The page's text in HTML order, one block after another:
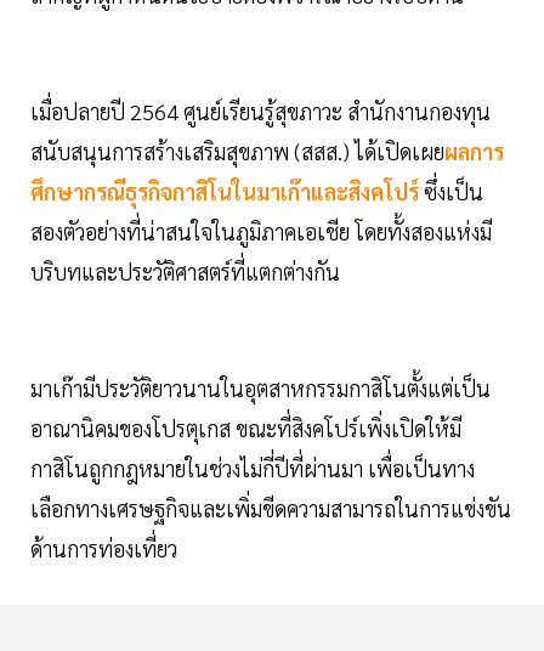
เมื่อปลายปี 2564 ศูนย์เรียนรู้สุขภาวะ สำนักงานกองทุน
สนับสนุนการสร้างเสริมสุขภาพ (สสส.) ได้เปิดเผยผลการ
ศึกษากรณีธุรกิจกาสิโนในมาเก๊าและสิงคโปร์ซึ่งเป็น
สองตัวอย่างที่น่าสนใจในภูมิภาคเอเชีย โดยทั้งสองแห่งมี
บริบทและประวัติศาสตร์ที่แตกต่างกัน
มาเก๊ามีประวัติยาวนานในอุตสาหกรรมกาสิโนตั้งแต่เป็น
อาณานิคมของโปรตุเกส ขณะที่สิงคโปร์เพิ่งเปิดให้มี
กาสิโนถูกกฎหมายในช่วงไม่กี่ปีที่ผ่านมา เพื่อเป็นทาง
เลือกทางเศรษฐกิจและเพิ่มขีดความสามารถในการแข่งขัน
ด้านการท่องเที่ยว